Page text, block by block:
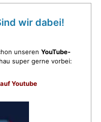
wir dabei!
unseren YouTube-
super gerne vorbei:
Youtube